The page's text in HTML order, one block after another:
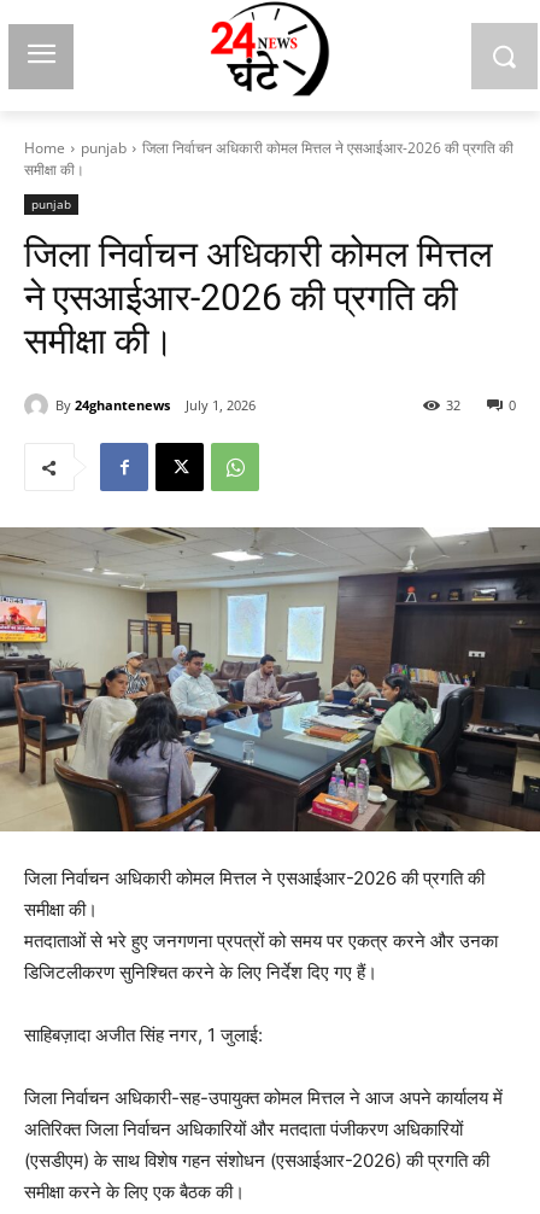
Home punjab
जिला निर्वाचन अधिकारी कोमल मित्तल ने एसआईआर-2026 की प्रगति की
समीक्षा की।
punjab
जिला निर्वाचन अधिकारी कोमल मित्तल
ने एसआईआर-2026 की प्रगति की
समीक्षा की।
By 24ghantenews July 1, 2026 0
32
जिला निर्वाचन अधिकारी कोमल मित्तल ने एसआईआर-2026 की प्रगति की
समीक्षा की।
मतदाताओं से भरे हुए जनगणना प्रपत्रों को समय पर एकत्र करने और उनका
डिजिटलीकरण सुनिश्चित करने के लिए निर्देश दिए गए हैं।
साहिबज़ादा अजीत सिंह नगर, 1 जुलाई:
जिला निर्वाचन अधिकारी-सह-उपायुक्त कोमल मित्तल ने आज अपने कार्यालय में
अतिरिक्त जिला निर्वाचन अधिकारियों और मतदाता पंजीकरण अधिकारियों
(एसडीएम) के साथ विशेष गहन संशोधन (एसआईआर-2026) की प्रगति की
समीक्षा करने के लिए एक बैठक की।